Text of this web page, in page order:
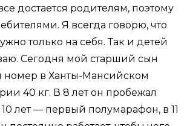
достается родителям, поэтому
Я всегда говорю, что
только на себя. Так и детей
Сегодня мой старший сын
в Ханты-Мансийском
40 кг. В 8 лет он пробежал
лет — первый полумарафон, в 11